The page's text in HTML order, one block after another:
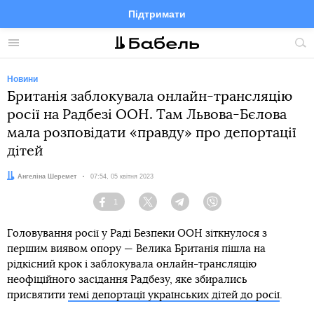
Меню
Підтримати
FacebookTelegramTwitter
Новини
Британія заблокувала онлайн-трансляцію
росії на Радбезі ООН. Там Львова-Бєлова
мала розповідати «правду» про депортації
дітей
Автор:
Ангеліна Шеремет Дата:
07:54, 05 квітня 2023
Facebook
1
Twitter TelegramViber
Головування росії у Раді Безпеки ООН зіткнулося з
першим виявом опору — Велика Британія пішла на
рідкісний крок і заблокувала онлайн-трансляцію
неофіційного засідання Радбезу, яке збирались
присвятити темі депортації українських дітей до росії.